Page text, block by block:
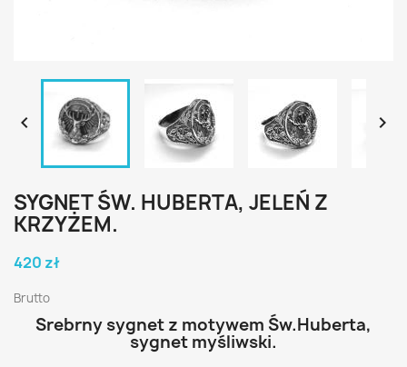
 
SYGNET ŚW. HUBERTA, JELEŃ Z
KRZYŻEM.
420 zł
Brutto
Srebrny sygnet z motywem Św.Huberta,
sygnet myśliwski.